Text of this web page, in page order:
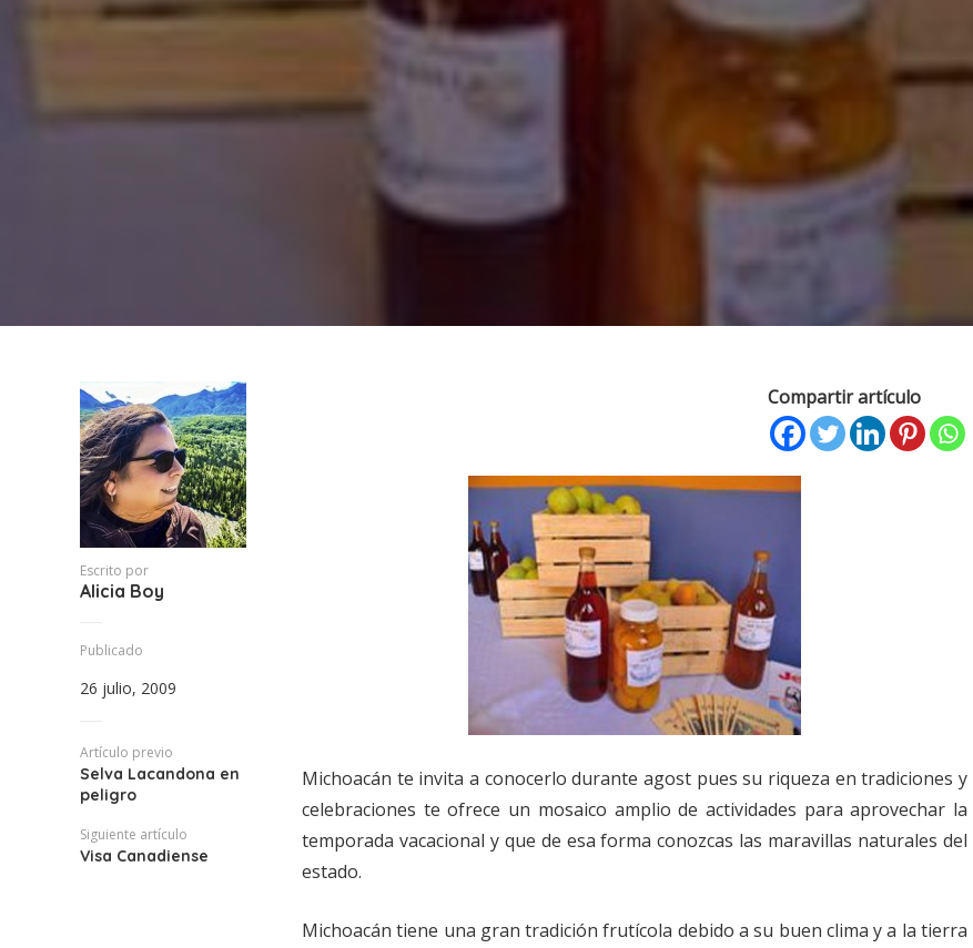
Escrito por
Alicia Boy
Publicado
26 julio, 2009
Artículo previo
Selva Lacandona en
peligro
Siguiente artículo
Visa Canadiense
Compartir artículo
Michoacán te invita a conocerlo durante agost pues su riqueza en tradiciones y
celebraciones te ofrece un mosaico amplio de actividades para aprovechar la
temporada vacacional y que de esa forma conozcas las maravillas naturales del
estado.
Michoacán tiene una gran tradición frutícola debido a su buen clima y a la tierra